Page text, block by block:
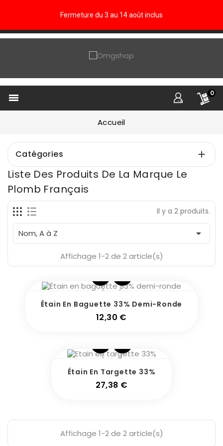
Fermeture du 3 au 14 août inclus
 0
Accueil
Catégories 
Liste Des Produits De La Marque Le
Plomb Français
Il y a 2 produits.
Nom, A à Z 
Affichage 1-2 de 2 article(s)
Étain En Baguette 33% Demi-Ronde
12,30 €
Étain En Targette 33%
27,38 €
Affichage 1-2 de 2 article(s)